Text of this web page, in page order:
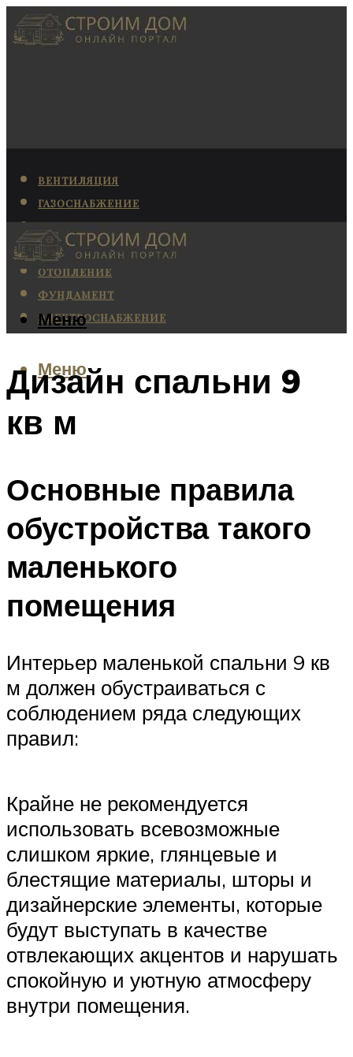
ВЕНТИЛЯЦИЯ
ГАЗОСНАБЖЕНИЕ
КАНАЛИЗАЦИЯ
КОНДИЦИОНИРОВАНИЕ
ОТОПЛЕНИЕ
ФУНДАМЕНТ
ЭЛЕКТРОСНАБЖЕНИЕ
Меню
Меню
Дизайн спальни 9
кв м
Основные правила
обустройства такого
маленького
помещения
Интерьер маленькой спальни 9 кв
м должен обустраиваться с
соблюдением ряда следующих
правил:
Крайне не рекомендуется
использовать всевозможные
слишком яркие, глянцевые и
блестящие материалы, шторы и
дизайнерские элементы, которые
будут выступать в качестве
отвлекающих акцентов и нарушать
спокойную и уютную атмосферу
внутри помещения.